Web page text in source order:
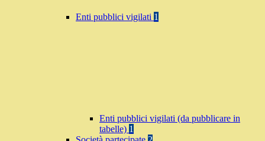
Enti pubblici vigilati 1
Enti pubblici vigilati (da pubblicare in
tabelle) 1